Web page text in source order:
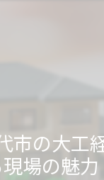
市の大工
場の魅力